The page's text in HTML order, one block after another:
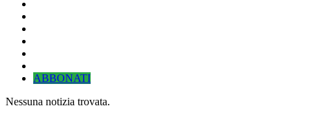
ABBONATI
Nessuna notizia trovata.